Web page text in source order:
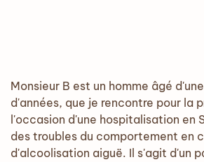
Monsieur B est un homme âgé
d'années, que je rencontre pour la
l'occasion d'une hospitalisation en
des troubles du comportement en
d'alcoolisation aiguë. Il s'agit d'un